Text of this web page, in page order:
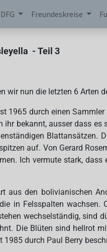
Freundeskreise
- Teil 3
wir nun die letzten 6 Arten
1965 durch einen
ihr bekannt, ausser dass
Blattansätzen.
auf. Von Gerard
Ich vermute stark,
aus den bolivianischen
in Felsspalten
wechselständig, sind
Die Blüten sind hellrot
1985 durch Paul Berry